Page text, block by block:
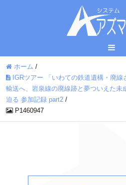
ホーム /
IGRツアー 「いわての鉄道遺構・廃
輸送へ、岩泉線の廃線跡と夢ついえた未
迫る 参加記録 part2 /
P1460947